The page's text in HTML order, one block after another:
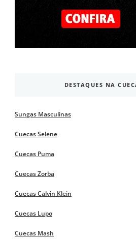
DESTAQUES NA
Sungas Masculinas
Cuecas Selene
Cuecas Puma
Cuecas Zorba
Cuecas Calvin Klein
Cuecas Lupo
Cuecas Mash